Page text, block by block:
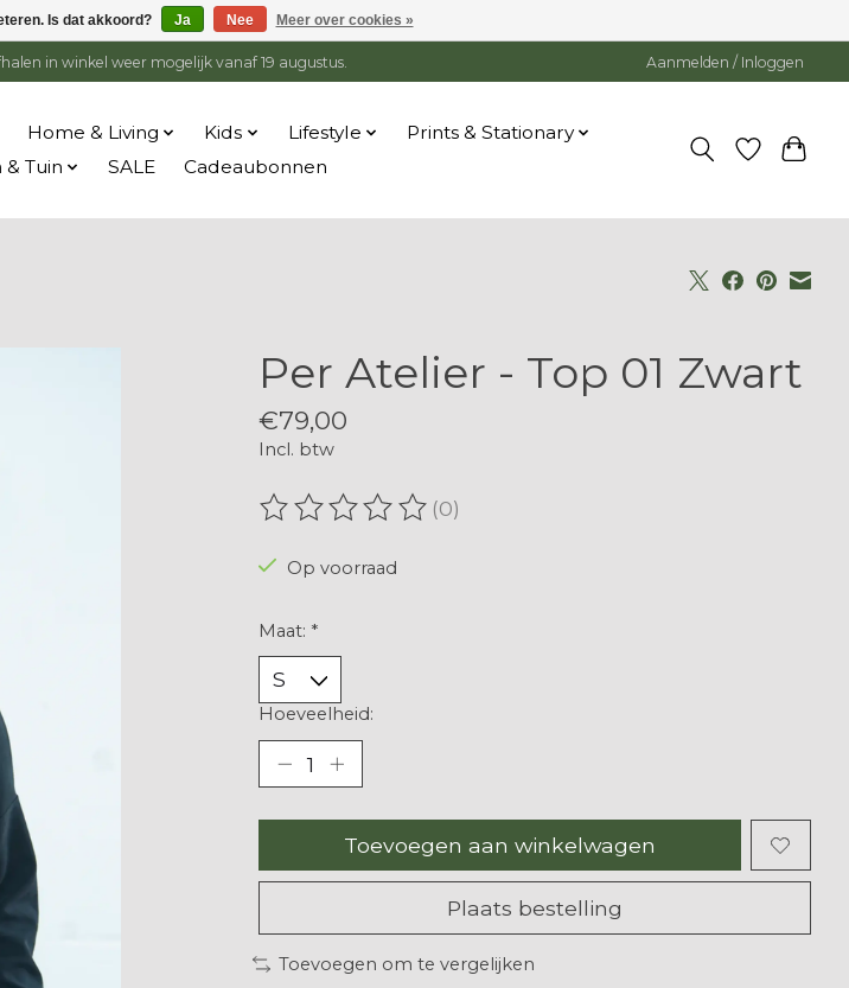
in winkel weer mogelijk vanaf 19 augustus. Aanmelden / Inloggen
Home & Living Kids Lifestyle
Prints & Stationary
Tuin
SALE Cadeaubonnen
Per Atelier - Top 01 Zwart
€79,00
Incl. btw
De beoordeling van dit product is
(0)
Op voorraad
Maat: *
Hoeveelheid:
Toevoegen aan winkelwagen
Plaats bestelling
Toevoegen om te vergelijken
Is dat akkoord? Ja Nee Meer over cookies »